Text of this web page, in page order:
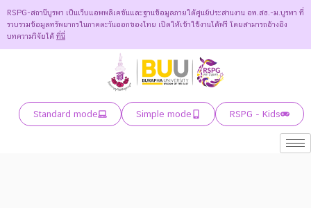
RSPG-สถานีบูรพา เป็นเว็บแอพพลิเคชันและฐานข้อมูลภายใต้ศูนย์ประสานงาน อพ.สธ.-ม.บูรพา ที่
รวบรวมข้อมูลทรัพยากรในภาคตะวันออกของไทย เปิดให้เข้าใช้งานได้ฟรี โดยสามารถอ้างอิง
บทความวิจัยได้ ที่นี่
Standard mode Simple mode RSPG - Kids